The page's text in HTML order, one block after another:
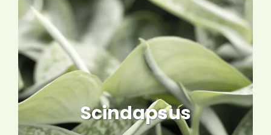
Scindapsus